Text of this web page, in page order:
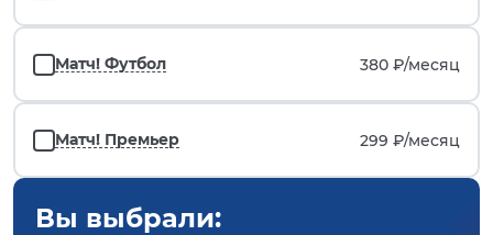
Матч! Футбол 380 ₽/месяц
Матч! Премьер 299 ₽/месяц
Вы выбрали: